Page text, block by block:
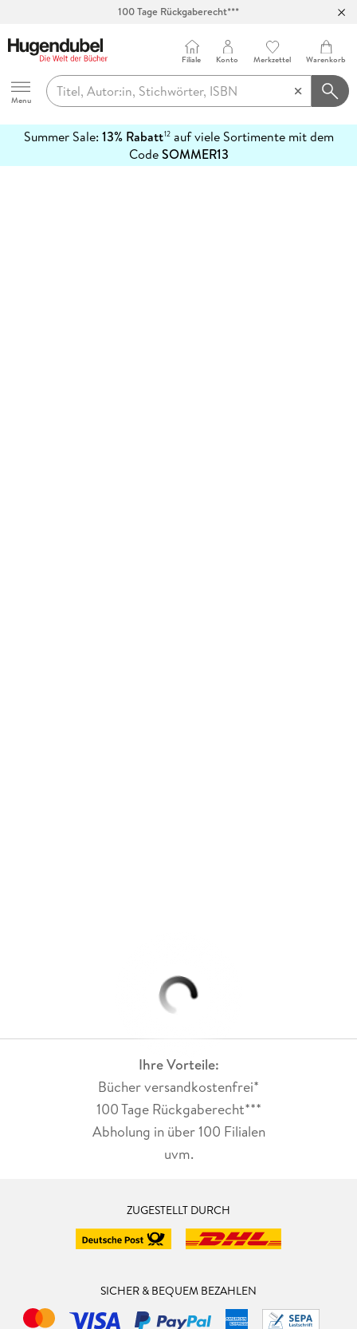
100 Tage Rückgaberecht***
Hugendubel
Menu
Filiale Konto Merkzettel Warenkorb
Summer Sale: 13% Rabatt12auf viele Sortimente mit dem
CodeSOMMER13
erfahren
Ihre Vorteile:
Bücher versandkostenfrei*
100 Tage Rückgaberecht***
Abholung in über 100 Filialen
uvm.
ZUGESTELLT DURCH
SICHER & BEQUEM BEZAHLEN